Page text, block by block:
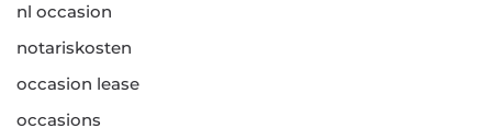
nl occasion
notariskosten
occasion lease
occasions